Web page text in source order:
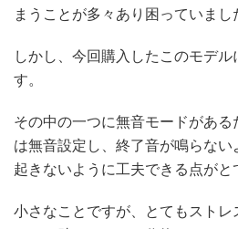
まうことが多々あり困っていまし
しかし、今回購入したこのモデ
す。
その中の一つに無音モードがあ
は無音設定し、終了音が鳴らな
起きないように工夫できる点がと
小さなことですが、とてもスト